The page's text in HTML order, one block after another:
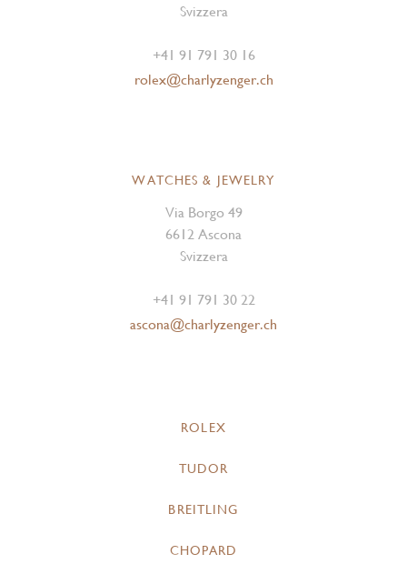
Svizzera
+41 91 791 30 16
rolex@charlyzenger.ch
WATCHES & JEWELRY
Via Borgo 49
6612 Ascona
Svizzera
+41 91 791 30 22
ascona@charlyzenger.ch
ROLEX
TUDOR
BREITLING
CHOPARD